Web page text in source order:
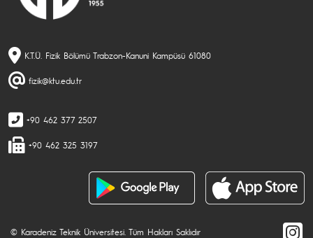
K.T.Ü. Fizik Bölümü Trabzon-Kanuni Kampüsü 61080
fizik@ktu.edu.tr
+90 462 377 2507
+90 462 325 3197
© Karadeniz Teknik Üniversitesi. Tüm Hakları Saklıdır